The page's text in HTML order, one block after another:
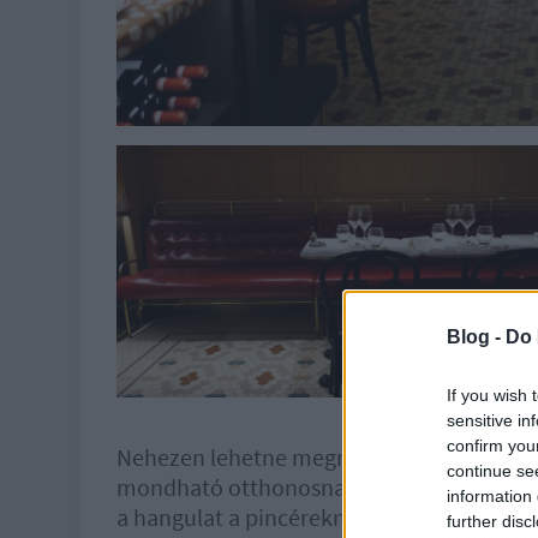
Blog -
If you wish
sensitive
confirm
continue
information
further
Nehezen lehetne megmondani, miért jó
mondható otthonosnak, nem is
a hangulat a pincéreknek köszönhetően